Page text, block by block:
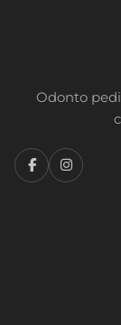
Odonto